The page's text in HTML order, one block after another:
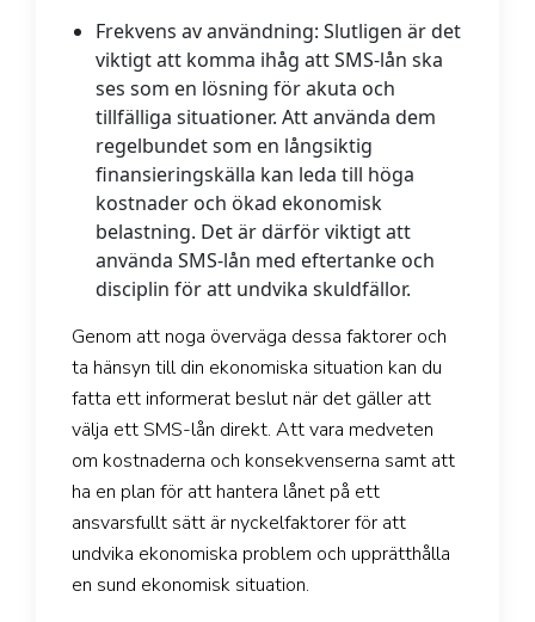
Frekvens av användning: Slutligen är det
viktigt att komma ihåg att SMS-lån ska
ses som en lösning för akuta och
tillfälliga situationer. Att använda dem
regelbundet som en långsiktig
finansieringskälla kan leda till höga
kostnader och ökad ekonomisk
belastning. Det är därför viktigt att
använda SMS-lån med eftertanke och
disciplin för att undvika skuldfällor.
Genom att noga överväga dessa faktorer och
ta hänsyn till din ekonomiska situation kan du
fatta ett informerat beslut när det gäller att
välja ett SMS-lån direkt. Att vara medveten
om kostnaderna och konsekvenserna samt att
ha en plan för att hantera lånet på ett
ansvarsfullt sätt är nyckelfaktorer för att
undvika ekonomiska problem och upprätthålla
en sund ekonomisk situation.